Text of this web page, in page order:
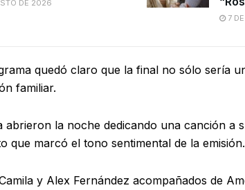
DE 2026
7
quedó claro que la final no sólo sería
familiar.
abrieron la noche dedicando una canción a
que marcó el tono sentimental de la emisión.
y Alex Fernández acompañados de